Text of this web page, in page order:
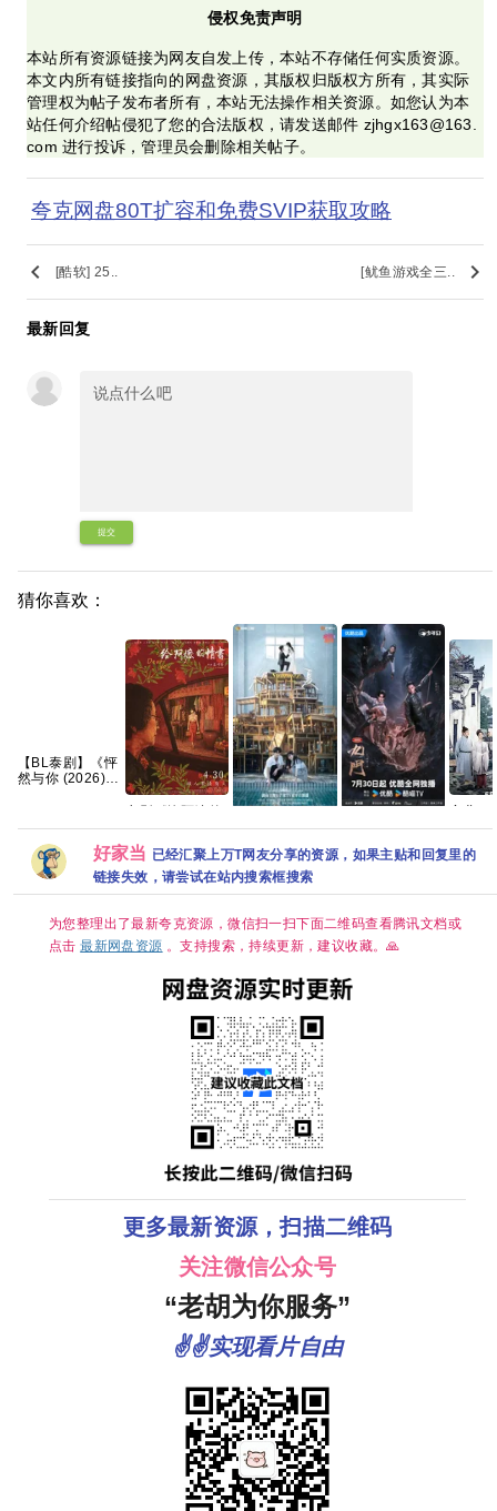
侵权免责声明
本站所有资源链接为网友自发上传，本站不存储任何实质资源。
本文内所有链接指向的网盘资源，其版权归版权方所有，其实际
管理权为帖子发布者所有，本站无法操作相关资源。如您认为本
站任何介绍帖侵犯了您的合法版权，请发送邮件 zjhgx163@163.
com 进行投诉，管理员会删除相关帖子。
夸克网盘80T扩容和免费SVIP获取攻略
keyboard_arrow_left [酷软] 25.. [鱿鱼游戏全三.. keyboard_arrow_right
最新回复
提交
猜你喜欢：
【BL泰剧】《怦
然与你 (2026)》
全】
电影《给阿嬷的
情书》免费高清
观看1080P百度
网盘资源
电视剧《炽夏》
百度网盘资源分
享
九门(2026)更新
语中字网盘资源]
家业
60FPS
中文/
好家当 已经汇聚上万T网友分享的资源，如果主贴和回复里的
链接失效，请尝试在站内搜索框搜索
为您整理出了最新夸克资源，微信扫一扫下面二维码查看腾讯文档或
点击最新网盘资源 。支持搜索，持续更新，建议收藏。🙏
更多最新资源，扫描二维码
关注微信公众号
“老胡为你服务”
✌✌实现看片自由